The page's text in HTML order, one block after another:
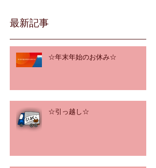
最新記事
☆年末年始のお休み☆
☆引っ越し☆